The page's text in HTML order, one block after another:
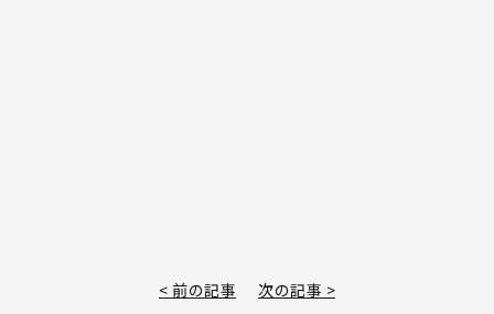
< 前の記事 次の記事 >